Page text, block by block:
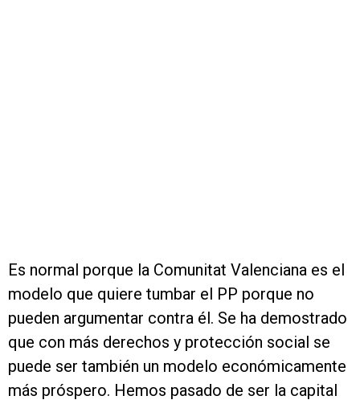
Es normal porque la Comunitat Valenciana es el
modelo que quiere tumbar el PP porque no
pueden argumentar contra él. Se ha demostrado
que con más derechos y protección social se
puede ser también un modelo económicamente
más próspero. Hemos pasado de ser la capital